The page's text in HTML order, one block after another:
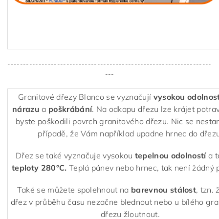
------------------------------------------------------------------
------------------------------------------------------------------
---
Granitové dřezy Blanco se vyznačují vysokou
nárazu a poškrábání. Na odkapu dřezu lze krájet
byste poškodili povrch granitového dřezu. Nic se
případě, že Vám například upadne hrnec do
Dřez se také vyznačuje vysokou tepelnou odolnostía
teploty 280°C. Teplá pánev nebo hrnec, tak není žádný
Také se můžete spolehnout na barevnou stálost, tzn.
dřez v průběhu času nezačne blednout nebo u bílého
dřezu žloutnout.